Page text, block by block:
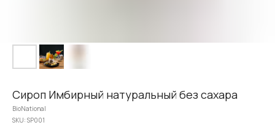
Сироп Имбирный натуральный без сахара
BioNational
SKU: SP001